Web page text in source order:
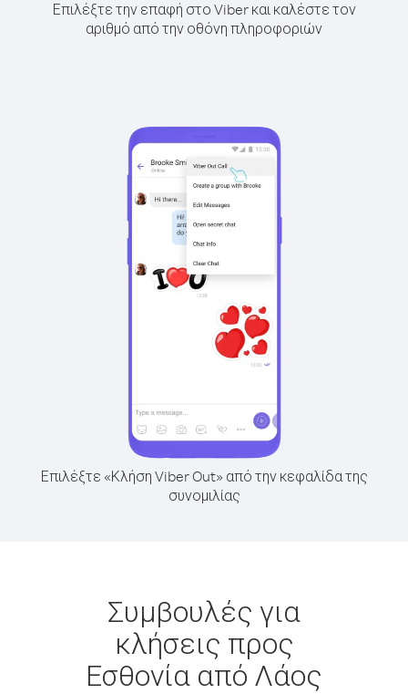
Επιλέξτε την επαφή στο Viber και καλέστε τον
αριθμό από την οθόνη πληροφοριών
Επιλέξτε «Κλήση Viber Out» από την κεφαλίδα της
συνομιλίας
Συμβουλές για
κλήσεις προς
Εσθονία από Λάος